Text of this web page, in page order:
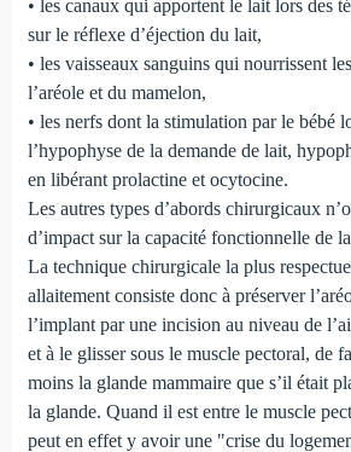
• les canaux qui apportent le lait lors des
sur le réflexe d’éjection du lait,
• les vaisseaux sanguins qui nourrissent
l’aréole et du mamelon,
• les nerfs dont la stimulation par le bébé
l’hypophyse de la demande de lait,
en libérant prolactine et ocytocine.
Les autres types d’abords chirurgicaux
d’impact sur la capacité fonctionnelle de
La technique chirurgicale la plus
allaitement consiste donc à préserver
l’implant par une incision au niveau de
et à le glisser sous le muscle pectoral, de
moins la glande mammaire que s’il était
la glande. Quand il est entre le muscle
peut en effet y avoir une "crise du